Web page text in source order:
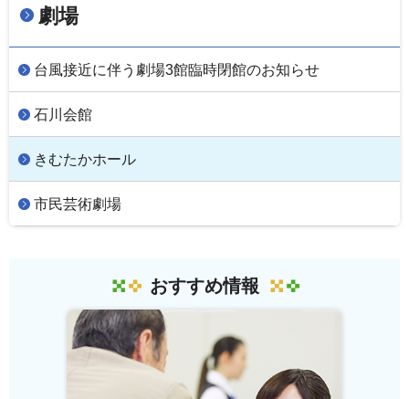
劇場
台風接近に伴う劇場3館臨時閉館のお知らせ
石川会館
きむたかホール
市民芸術劇場
おすすめ情報